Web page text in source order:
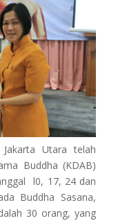
Jakarta Utara telah
Buddha (KDAB)
l0, 17, 24 dan
Buddha Sasana,
30 orang, yang